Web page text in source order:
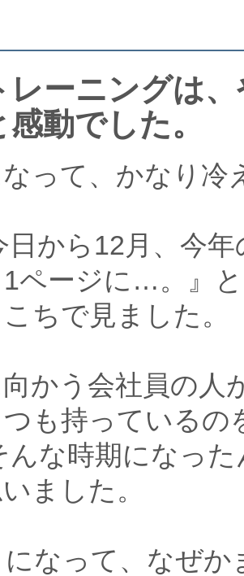
レーニングは
動でした。
って、かなり冷
日から12月、今
ページに…。』
ちで見ました。
かう会社員の人
も持っているの
んな時期になっ
ました。
になって、なぜ